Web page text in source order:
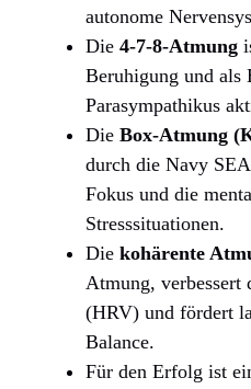
autonome
Die 4-7-8-Atmung
Beruhigung und als
Parasympathikus
Die Box-Atmung
durch die Navy
Fokus und die
Stresssituationen.
Die kohärente
Atmung, verbessert
(HRV) und fördert
Balance.
Für den Erfolg ist